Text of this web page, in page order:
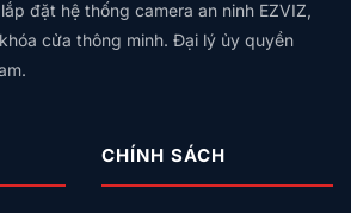
đặt hệ thống camera an ninh EZVIZ,
cửa thông minh. Đại lý ủy quyền
CHÍNH SÁCH